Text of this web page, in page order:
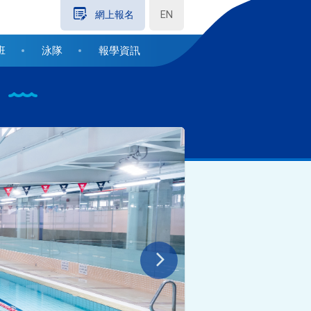
網上報名 EN
泳隊 報學資訊